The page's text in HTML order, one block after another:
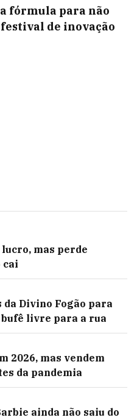
fórmula para não
de inovação
mas perde
cai
da Divino Fogão para
livre para a rua
2026, mas vendem
da pandemia
ainda não saiu do